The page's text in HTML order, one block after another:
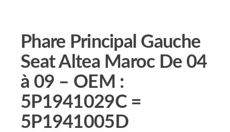
Phare Principal Gauche
Seat Altea Maroc De 04
à 09 – OEM :
5P1941029C =
5P1941005D